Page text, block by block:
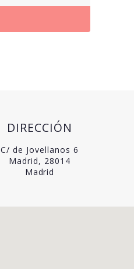
DIRECCIÓN
C/ de Jovellanos 6
Madrid, 28014
Madrid